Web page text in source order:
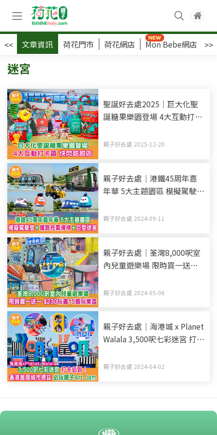
<< 文章資訊 荷花門市 荷花網店 Mon Bebe網店 >>
迷宮
聖誕好去處2025｜巨大化聖
誕糖果樂園登場 4大互動打卡
親子好去處 2025-12-20
親子好去處｜港鐵45周年嘉
年華 5大主題園區 模擬駕駛室
費入場
親子好去處 2024-09-11
親子好去處｜荃灣8,000呎室
內兒童遊樂場 限時買一送一
親子好去處 2024-05-06
親子好去處｜海港城 x Planet
Walala 3,500呎七彩迷宮 打卡
玩親子Art Jamming +
親子好去處 2024-04-02